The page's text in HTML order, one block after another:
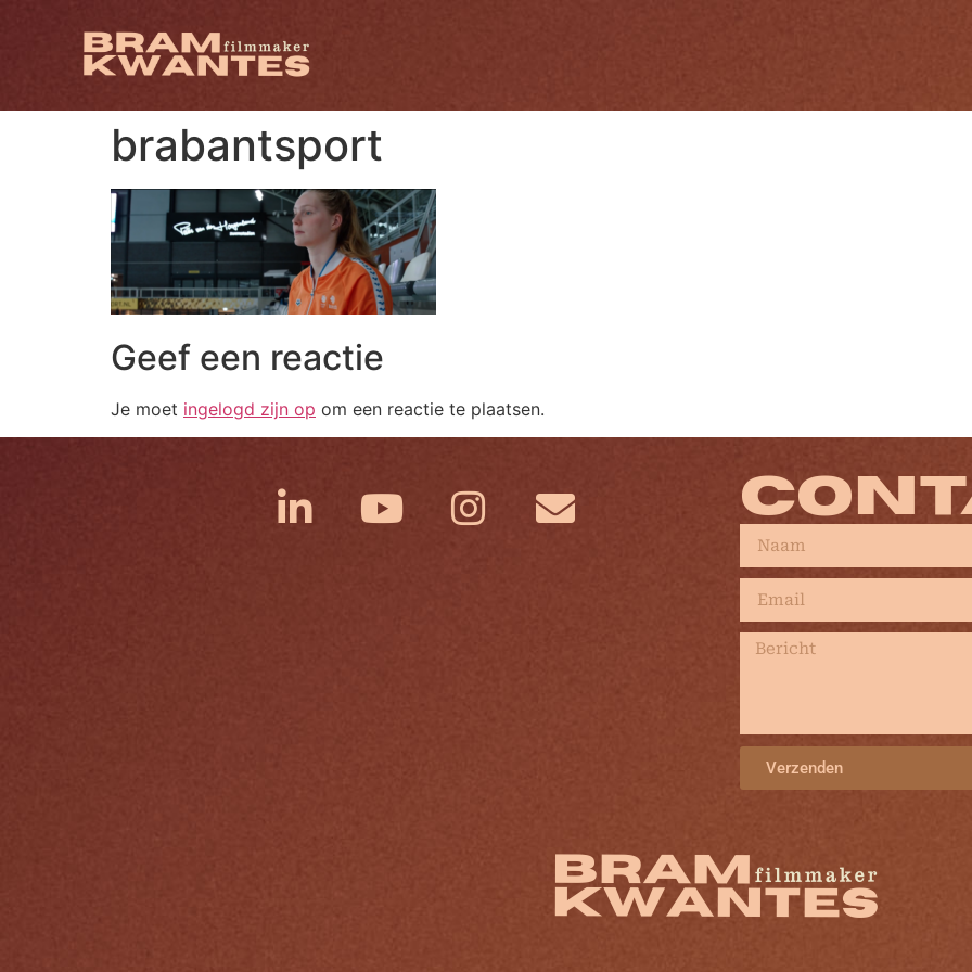
brabantsport
Geef een reactie
Je moet ingelogd zijn op om een reactie te plaatsen.
Verzenden